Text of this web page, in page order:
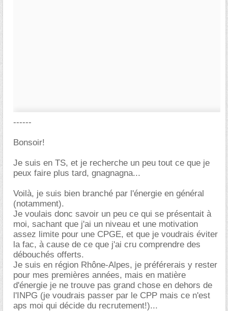
------
Bonsoir!
Je suis en TS, et je recherche un peu tout ce que je
peux faire plus tard, gnagnagna...
Voilà, je suis bien branché par l'énergie en général
(notamment).
Je voulais donc savoir un peu ce qui se présentait à
moi, sachant que j'ai un niveau et une motivation
assez limite pour une CPGE, et que je voudrais éviter
la fac, à cause de ce que j'ai cru comprendre des
débouchés offerts.
Je suis en région Rhône-Alpes, je préférerais y rester
pour mes premières années, mais en matière
d'énergie je ne trouve pas grand chose en dehors de
l'INPG (je voudrais passer par le CPP mais ce n'est
aps moi qui décide du recrutement!)...